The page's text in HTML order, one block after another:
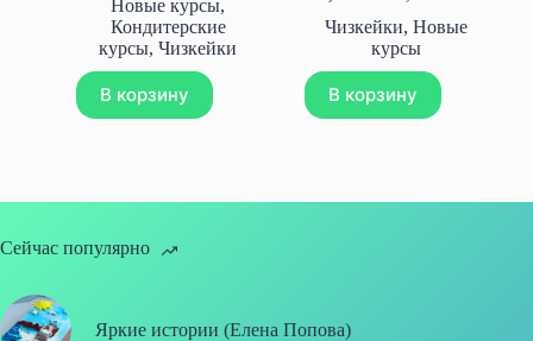
составляла
5000,00 ₽.
500,00 ₽.
Новые курсы,
Кондитерские
курсы,Чизкейки
В корзину
цена
составляла
6600,00 ₽.
цена:
660,00 ₽.
Чизкейки,Новые
курсы
В корзину
Сейчас популярно
Яркие истории (Елена Попова)